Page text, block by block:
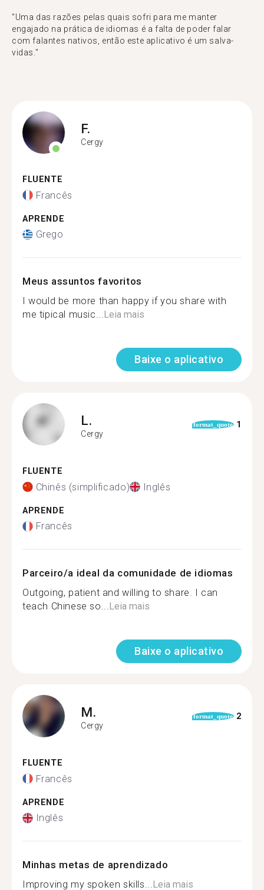
"Uma das razões pelas quais sofri para me manter
engajado na prática de idiomas é a falta de poder falar
com falantes nativos, então este aplicativo é um salva-
vidas."
F.
Cergy
FLUENTE
Francês
APRENDE
Grego
Meus assuntos favoritos
I would be more than happy if you share with
me tipical music...Leia mais
Baixe o aplicativo
L.
Cergy
format_quote 1
FLUENTE
Chinês (simplificado) Inglês
APRENDE
Francês
Parceiro/a ideal da comunidade de idiomas
Outgoing, patient and willing to share. I can
teach Chinese so...Leia mais
Baixe o aplicativo
M.
Cergy
format_quote 2
FLUENTE
Francês
APRENDE
Inglês
Minhas metas de aprendizado
Improving my spoken skills...Leia mais